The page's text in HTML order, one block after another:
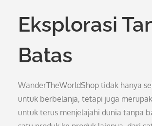
Eksplorasi
Batas
WanderTheWorldShop tidak hanya
untuk berbelanja, tetapi juga
untuk terus menjelajahi dunia tanpa